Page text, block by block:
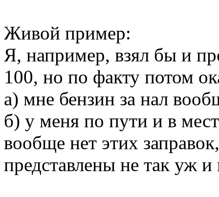
Живой пример:
Я, например, взял бы и
100, но по факту потом
а) мне бензин за нал
б) у меня по пути и в
вообще нет этих
представлены не так уж и